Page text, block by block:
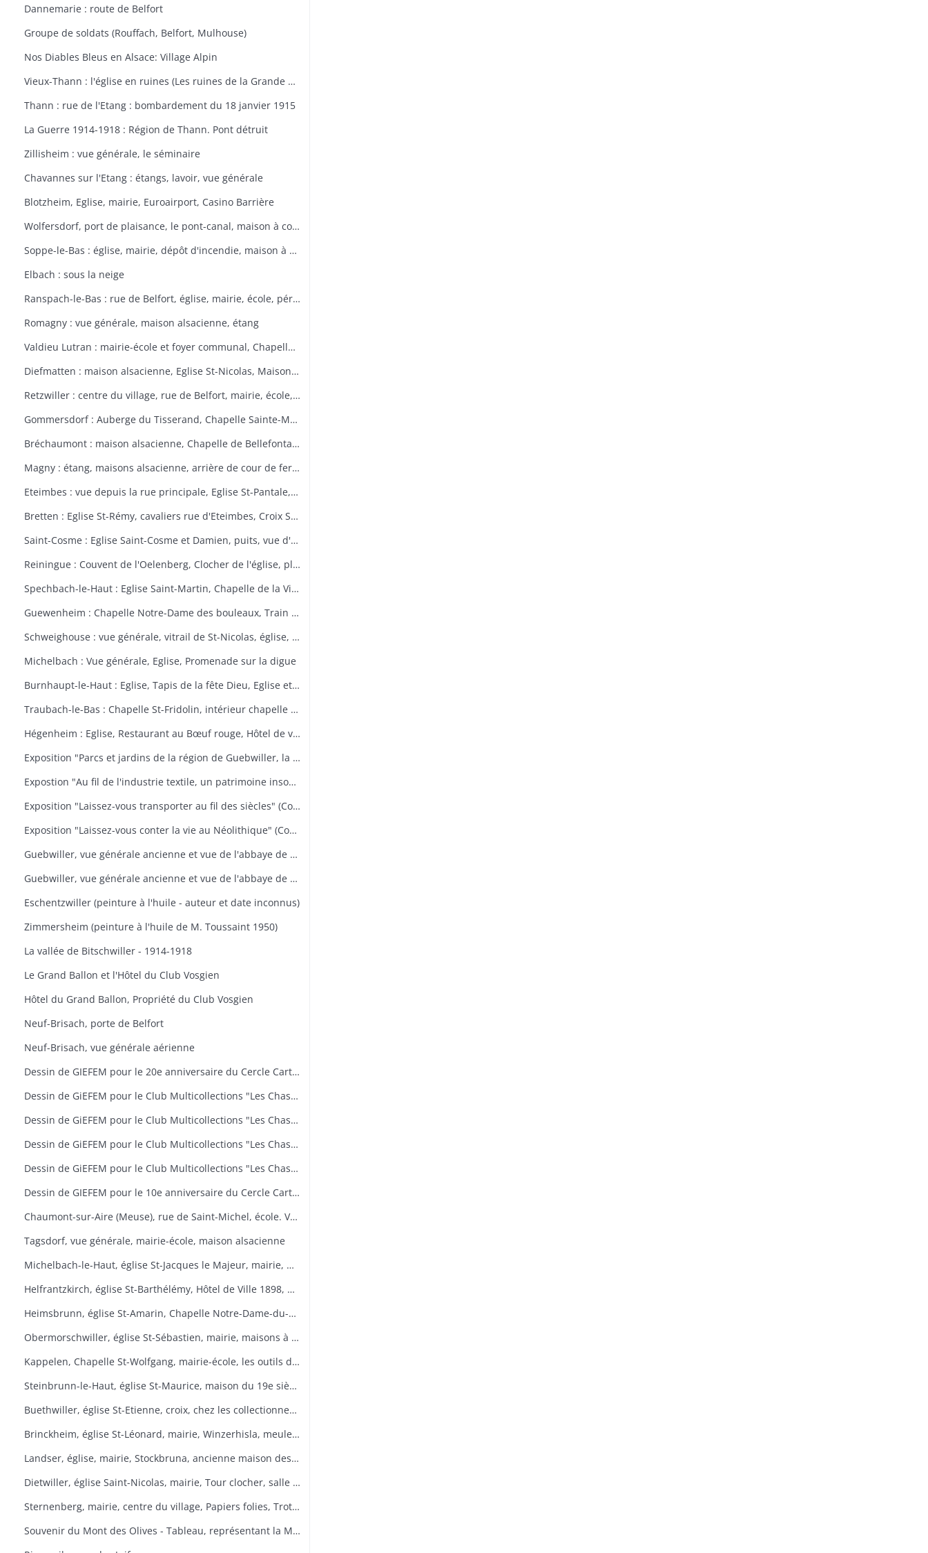
Dannemarie : route de Belfort
Groupe de soldats (Rouffach, Belfort, Mulhouse)
Nos Diables Bleus en Alsace: Village Alpin
Vieux-Thann : l'église en ruines (Les ruines de la Grande Guerre)
Thann : rue de l'Etang : bombardement du 18 janvier 1915
La Guerre 1914-1918 : Région de Thann. Pont détruit
Zillisheim : vue générale, le séminaire
Chavannes sur l'Etang : étangs, lavoir, vue générale
Blotzheim, Eglise, mairie, Euroairport, Casino Barrière
Wolfersdorf, port de plaisance, le pont-canal, maison à colombages
Soppe-le-Bas : église, mairie, dépôt d'incendie, maison à colombages
Elbach : sous la neige
Ranspach-le-Bas : rue de Belfort, église, mairie, école, périscolaire, platanes plantés sous Napoléon
Romagny : vue générale, maison alsacienne, étang
Valdieu Lutran : mairie-école et foyer communal, Chapelle Notre Dame de la Pitié, calvaire, échelle d'écluses sens Valdieu-Retzwiller
Diefmatten : maison alsacienne, Eglise St-Nicolas, Maison natale Barthélémy Gross
Retzwiller : centre du village, rue de Belfort, mairie, école, décors floraux
Gommersdorf : Auberge du Tisserand, Chapelle Sainte-Marguerite, Calvaire rue des Tilleuls
Bréchaumont : maison alsacienne, Chapelle de Bellefontaine, rue de l'église, M.A.R.P.A. (Maison d'accueil rurale pour personne âgées)
Magny : étang, maisons alsacienne, arrière de cour de ferme
Eteimbes : vue depuis la rue principale, Eglise St-Pantale, maison alsacienne
Bretten : Eglise St-Rémy, cavaliers rue d'Eteimbes, Croix St-Eloi
Saint-Cosme : Eglise Saint-Cosme et Damien, puits, vue d'ensemble, ancien presbytère, mairie
Reiningue : Couvent de l'Oelenberg, Clocher de l'église, plan d'eau, cour de ferme
Spechbach-le-Haut : Eglise Saint-Martin, Chapelle de la Vierge, Christ du dimanche des rameaux sur l'âne, Vierge de la Pitié
Guewenheim : Chapelle Notre-Dame des bouleaux, Train de la Doller, lavoir, pierre borne, mur cimetière, Calvaire 1857 avec décorations florales
Schweighouse : vue générale, vitrail de St-Nicolas, église, la Doller
Michelbach : Vue générale, Eglise, Promenade sur la digue
Burnhaupt-le-Haut : Eglise, Tapis de la fête Dieu, Eglise et école, Office de la fête Dieu
Traubach-le-Bas : Chapelle St-Fridolin, intérieur chapelle et tableau, Ecole, rue principale
Hégenheim : Eglise, Restaurant au Bœuf rouge, Hôtel de ville, décors floraux
Exposition "Parcs et jardins de la région de Guebwiller, la culture d'un patrimoine florissant" (Communauté de Communes de la Région de Guebwiller, du 15 octobre 2010 au 31 janvier 2011)
Expostion "Au fil de l'industrie textile, un patrimoine insoupçonné" (Communauté de Communes de la Région de Guebwiller, du 11 septembre au 30 octobre 2009)
Exposition "Laissez-vous transporter au fil des siècles" (Communauté de Communes de la Région de Guebwiller, du 26 octobre 2012 au 19 janvier 2013)
Exposition "Laissez-vous conter la vie au Néolithique" (Communauté de Communes de la Région de Guebwiller, du 14 octobre 2011 au 26 janvier 2012)
Guebwiller, vue générale ancienne et vue de l'abbaye de Murbach.
Guebwiller, vue générale ancienne et vue de l'abbaye de Murbach.
Eschentzwiller (peinture à l'huile - auteur et date inconnus)
Zimmersheim (peinture à l'huile de M. Toussaint 1950)
La vallée de Bitschwiller - 1914-1918
Le Grand Ballon et l'Hôtel du Club Vosgien
Hôtel du Grand Ballon, Propriété du Club Vosgien
Neuf-Brisach, porte de Belfort
Neuf-Brisach, vue générale aérienne
Dessin de GIEFEM pour le 20e anniversaire du Cercle Cartophile de Thann et de la Vallée de la Thur. 25-26 novembre 2006. carte n° 17
Dessin de GiEFEM pour le Club Multicollections "Les Chasseurs d'Images", Mulhouse. Carte n° 19 : "50 ans de carnaval à Mulhouse
Dessin de GiEFEM pour le Club Multicollections "Les Chasseurs d'Images", Mulhouse. Carte n° 20 : "L'univers de Tintin
Dessin de GiEFEM pour le Club Multicollections "Les Chasseurs d'Images", Mulhouse. Carte n° 17 : "Nounours a Cent ans
Dessin de GiEFEM pour le Club Multicollections "Les Chasseurs d'Images". Mulhouse. Carte n° 15
Dessin de GIEFEM pour le 10e anniversaire du Cercle Cartophile de Thann et de la Vallée de la Thur. Novembre 1997
Chaumont-sur-Aire (Meuse), rue de Saint-Michel, école. Vue d'une carte postale pour l'exposition de cartes postales anciennes (11 octobre 2009)
Tagsdorf, vue générale, mairie-école, maison alsacienne
Michelbach-le-Haut, église St-Jacques le Majeur, mairie, maison 1832, fontaine, fête du pain
Helfrantzkirch, église St-Barthélémy, Hôtel de Ville 1898, maison alsacienne
Heimsbrunn, église St-Amarin, Chapelle Notre-Dame-du-Chêne, Maison Ste-Anne, mairie
Obermorschwiller, église St-Sébastien, mairie, maisons à colombages
Kappelen, Chapelle St-Wolfgang, mairie-école, les outils d'antan, chez le collectionneur de tracteurs
Steinbrunn-le-Haut, église St-Maurice, maison du 19e siècle, vue générale
Buethwiller, église St-Etienne, croix, chez les collectionneurs
Brinckheim, église St-Léonard, mairie, Winzerhisla, meule 1597, moulin
Landser, église, mairie, Stockbruna, ancienne maison des sœurs, Monastère St-Alphonse
Dietwiller, église Saint-Nicolas, mairie, Tour clocher, salle des fêtes
Sternenberg, mairie, centre du village, Papiers folies, Trotta Hisla
Souvenir du Mont des Olives - Tableau, représentant la Mort, à l'entrée du dortoir peint par Père M. Joseph (Baron de Géramb, général autrichien, mort en 1848 comme procurateur des Trappistes).